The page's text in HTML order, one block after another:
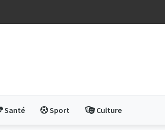
Santé Sport Culture